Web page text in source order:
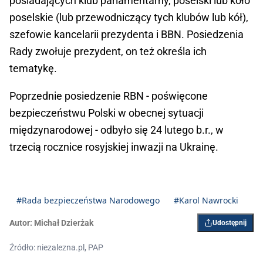
poselskie (lub przewodniczący tych klubów lub kół),
szefowie kancelarii prezydenta i BBN. Posiedzenia
Rady zwołuje prezydent, on też określa ich
tematykę.
Poprzednie posiedzenie RBN - poświęcone
bezpieczeństwu Polski w obecnej sytuacji
międzynarodowej - odbyło się 24 lutego b.r., w
trzecią rocznice rosyjskiej inwazji na Ukrainę.
#Rada bezpieczeństwa Narodowego #Karol Nawrocki
Autor: Michał Dzierżak Udostępnij
Źródło: niezalezna.pl, PAP